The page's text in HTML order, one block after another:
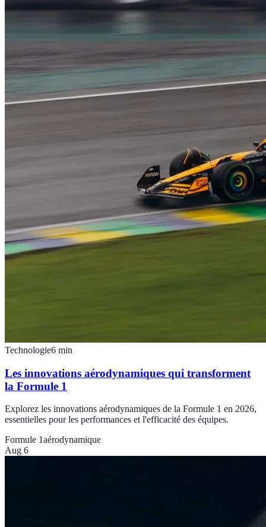
Technologie6 min
Les innovations aérodynamiques qui transforment
la Formule 1
Explorez les innovations aérodynamiques de la Formule 1 en 2026,
essentielles pour les performances et l'efficacité des équipes.
Formule 1aérodynamique
Aug 6